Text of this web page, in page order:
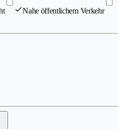
Nahe öffentlichem Verkehr